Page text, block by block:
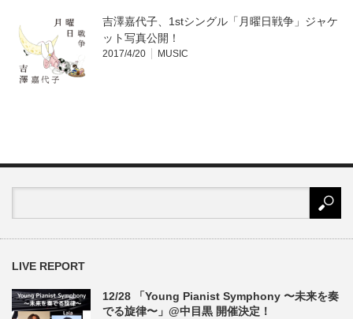
吉澤嘉代子、1stシングル「月曜日戦争」ジャケ
ット写真公開！
2017/4/20 MUSIC
LIVE REPORT
12/28 「Young Pianist Symphony 〜未来を奏
でる旋律〜」@中目黒 開催決定！